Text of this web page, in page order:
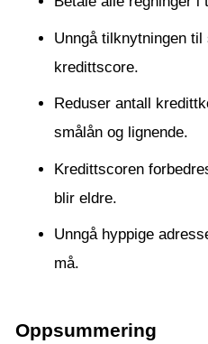
Unngå tilknytningen
kredittscore.
Reduser antall
smålån og lignende.
Kredittscoren
blir eldre.
Unngå hyppige
må.
Oppsummering